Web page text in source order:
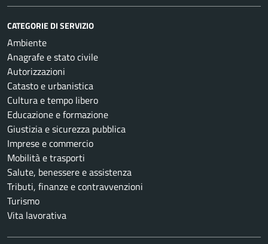
CATEGORIE DI SERVIZIO
Ambiente
Anagrafe e stato civile
Autorizzazioni
Catasto e urbanistica
Cultura e tempo libero
Educazione e formazione
Giustizia e sicurezza pubblica
Imprese e commercio
Mobilità e trasporti
Salute, benessere e assistenza
Tributi, finanze e contravvenzioni
Turismo
Vita lavorativa